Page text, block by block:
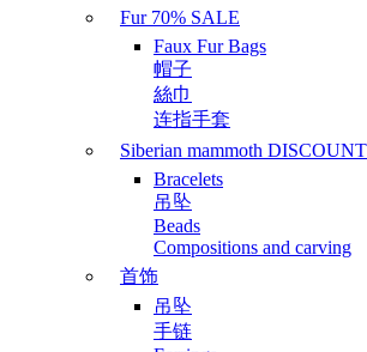
Fur 70% SALE
Faux Fur Bags
帽子
絲巾
连指手套
Siberian mammoth
Bracelets
吊坠
Beads
Compositions and carving
首饰
吊坠
手链